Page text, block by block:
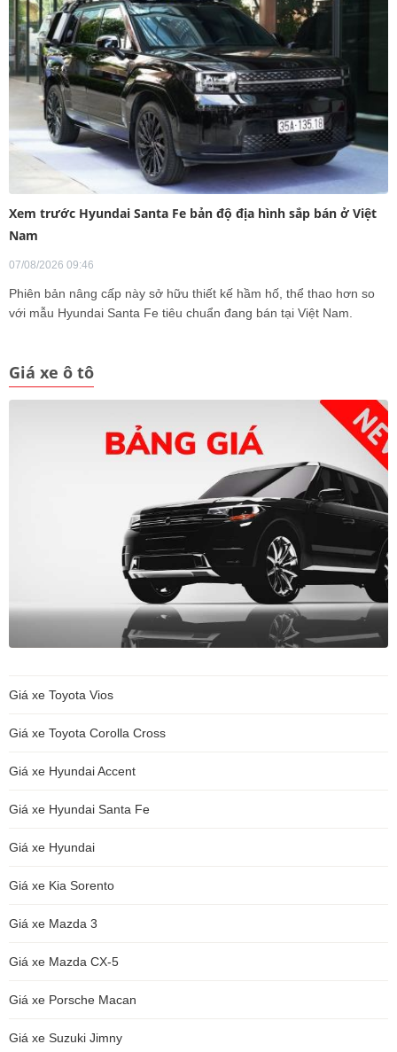
Xem trước Hyundai Santa Fe bản độ địa hình sắp bán ở Việt
Nam
07/08/2026 09:46
Phiên bản nâng cấp này sở hữu thiết kế hầm hố, thể thao hơn so
với mẫu Hyundai Santa Fe tiêu chuẩn đang bán tại Việt Nam.
Giá xe ô tô
Giá xe Toyota Vios
Giá xe Toyota Corolla Cross
Giá xe Hyundai Accent
Giá xe Hyundai Santa Fe
Giá xe Hyundai
Giá xe Kia Sorento
Giá xe Mazda 3
Giá xe Mazda CX-5
Giá xe Porsche Macan
Giá xe Suzuki Jimny